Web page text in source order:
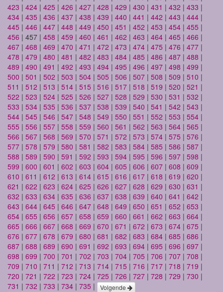
423 | 424 | 425 | 426 | 427 | 428 | 429 | 430 | 431 | 432 | 433 |
434 | 435 | 436 | 437 | 438 | 439 | 440 | 441 | 442 | 443 | 444 |
445 | 446 | 447 | 448 | 449 | 450 | 451 | 452 | 453 | 454 | 455 |
456 | 457 | 458 | 459 | 460 | 461 | 462 | 463 | 464 | 465 | 466 |
467 | 468 | 469 | 470 | 471 | 472 | 473 | 474 | 475 | 476 | 477 |
478 | 479 | 480 | 481 | 482 | 483 | 484 | 485 | 486 | 487 | 488 |
489 | 490 | 491 | 492 | 493 | 494 | 495 | 496 | 497 | 498 | 499 |
500 | 501 | 502 | 503 | 504 | 505 | 506 | 507 | 508 | 509 | 510 |
511 | 512 | 513 | 514 | 515 | 516 | 517 | 518 | 519 | 520 | 521 |
522 | 523 | 524 | 525 | 526 | 527 | 528 | 529 | 530 | 531 | 532 |
533 | 534 | 535 | 536 | 537 | 538 | 539 | 540 | 541 | 542 | 543 |
544 | 545 | 546 | 547 | 548 | 549 | 550 | 551 | 552 | 553 | 554 |
555 | 556 | 557 | 558 | 559 | 560 | 561 | 562 | 563 | 564 | 565 |
566 | 567 | 568 | 569 | 570 | 571 | 572 | 573 | 574 | 575 | 576 |
577 | 578 | 579 | 580 | 581 | 582 | 583 | 584 | 585 | 586 | 587 |
588 | 589 | 590 | 591 | 592 | 593 | 594 | 595 | 596 | 597 | 598 |
599 | 600 | 601 | 602 | 603 | 604 | 605 | 606 | 607 | 608 | 609 |
610 | 611 | 612 | 613 | 614 | 615 | 616 | 617 | 618 | 619 | 620 |
621 | 622 | 623 | 624 | 625 | 626 | 627 | 628 | 629 | 630 | 631 |
632 | 633 | 634 | 635 | 636 | 637 | 638 | 639 | 640 | 641 | 642 |
643 | 644 | 645 | 646 | 647 | 648 | 649 | 650 | 651 | 652 | 653 |
654 | 655 | 656 | 657 | 658 | 659 | 660 | 661 | 662 | 663 | 664 |
665 | 666 | 667 | 668 | 669 | 670 | 671 | 672 | 673 | 674 | 675 |
676 | 677 | 678 | 679 | 680 | 681 | 682 | 683 | 684 | 685 | 686 |
687 | 688 | 689 | 690 | 691 | 692 | 693 | 694 | 695 | 696 | 697 |
698 | 699 | 700 | 701 | 702 | 703 | 704 | 705 | 706 | 707 | 708 |
709 | 710 | 711 | 712 | 713 | 714 | 715 | 716 | 717 | 718 | 719 |
720 | 721 | 722 | 723 | 724 | 725 | 726 | 727 | 728 | 729 | 730 |
731 | 732 | 733 | 734 | 735 | Volgende